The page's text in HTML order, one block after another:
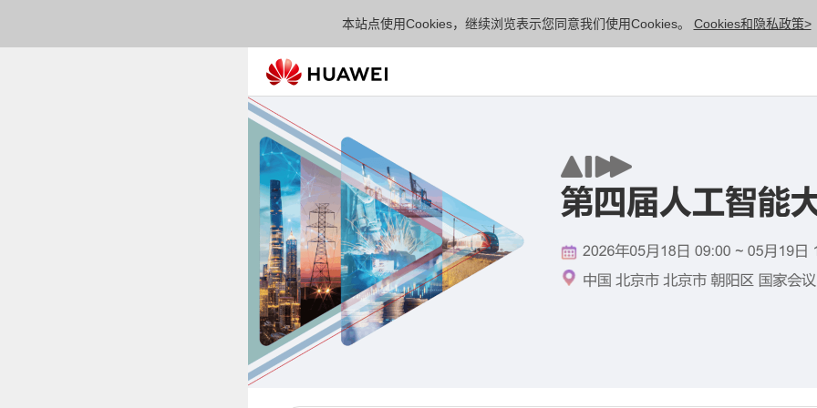
本站点使用Cookies，继续浏览表示您同意我们使用Cookies。 Cookies和隐私政策>